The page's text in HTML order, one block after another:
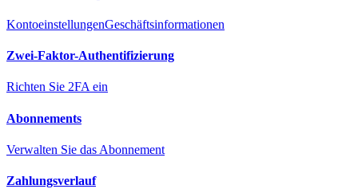
KontoeinstellungenGeschäftsinformationen
Zwei-Faktor-Authentifizierung
Richten Sie 2FA ein
Abonnements
Verwalten Sie das Abonnement
Zahlungsverlauf